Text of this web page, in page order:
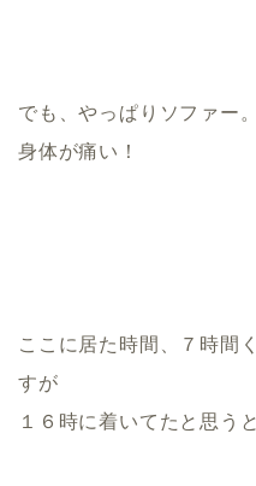
でも、やっぱりソファー。
身体が痛い！
ここに居た時間、７時間
すが
１６時に着いてたと思うと